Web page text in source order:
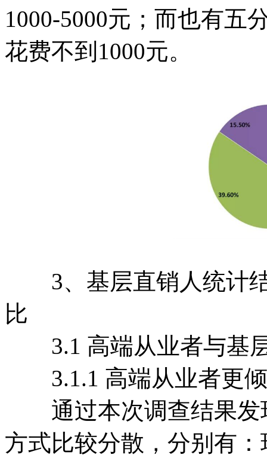
1000-5000元；而也有五
花费不到1000元。
3、基层直销人统计结
比
3.1 高端从业者与基层
3.1.1 高端从业者更倾
通过本次调查结果发
方式比较分散，分别有